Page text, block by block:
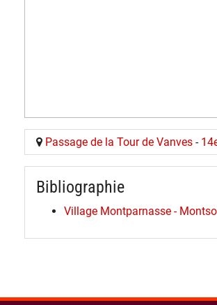
Passage de la Tour de Vanves -
Bibliographie
Village Montparnasse -